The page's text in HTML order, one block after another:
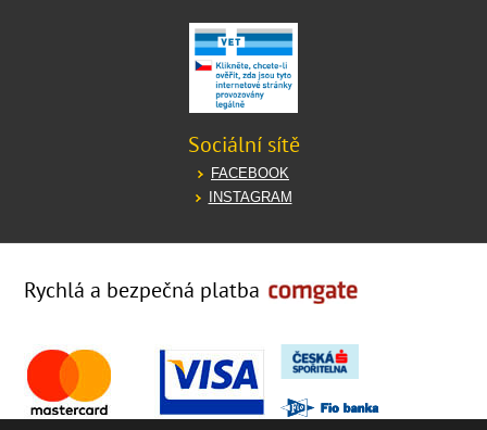
Sociální sítě
FACEBOOK
INSTAGRAM
Rychlá a bezpečná platba